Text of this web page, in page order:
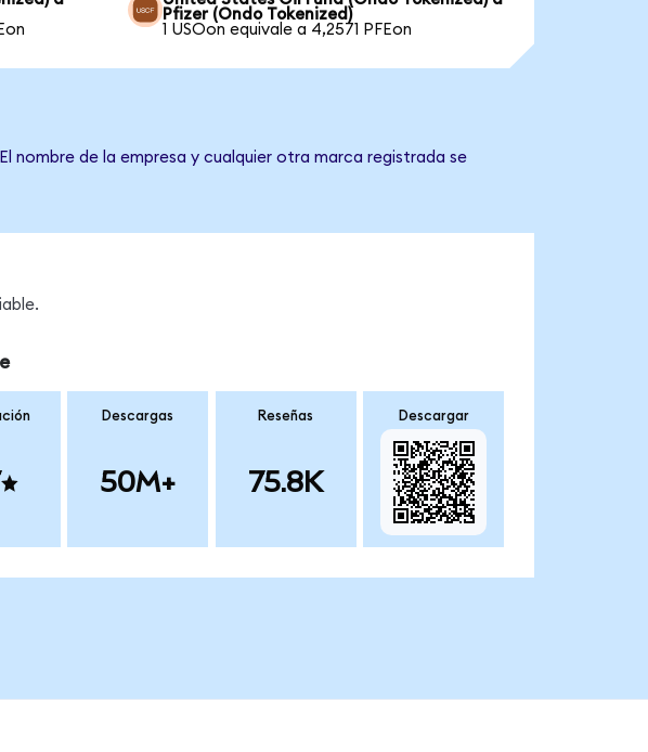
Pfizer (Ondo Tokenized)
1 USOon equivale a 4,2571 PFEon
de la empresa y cualquier otra marca registrada se
Descargas
50M+
Reseñas
75.8K
Descargar